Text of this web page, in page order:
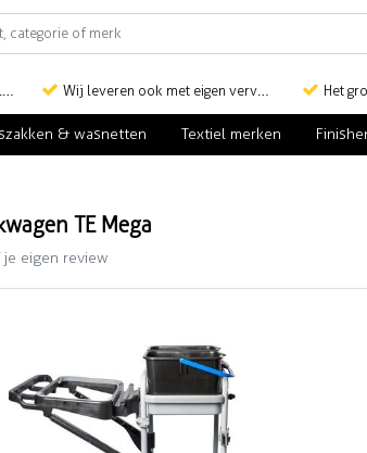
Wij leveren ook met eigen vervoer Het
& wasnetten Textiel merken
TE Mega
je eigen review